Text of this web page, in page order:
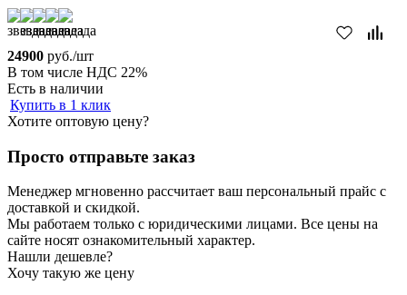
24900 руб./шт
В том числе НДС 22%
Есть в наличии
Купить в 1 клик
Хотите оптовую цену?
Просто отправьте заказ
Менеджер мгновенно рассчитает ваш персональный прайс с
доставкой и скидкой.
Мы работаем только с юридическими лицами. Все цены на
сайте носят ознакомительный характер.
Нашли дешевле?
Хочу такую же цену